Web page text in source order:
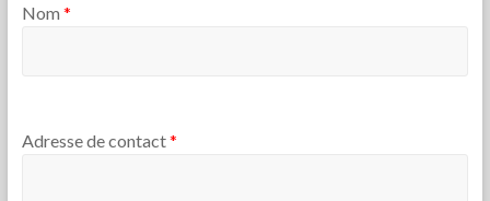
Nom *
Adresse de contact*